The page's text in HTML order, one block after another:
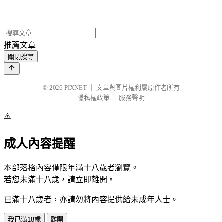
推薦文章
關閉搜尋
© 2026 PIXNET
文章與圖片權利屬原作者所有
隱私權政策
服務聲明
⚠️
成人內容提醒
本部落格內容僅限年滿十八歲者瀏覽。
若您未滿十八歲，請立即離開。
已滿十八歲者，亦請勿將內容提供給未成年人士。
我已滿18歲 離開